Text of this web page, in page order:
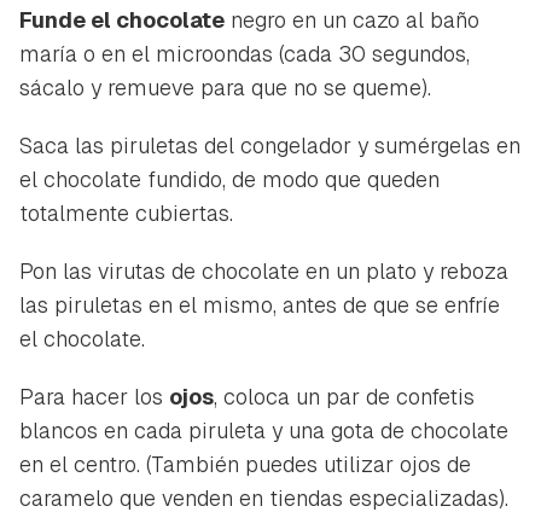
Guardar como favorito
Para poder guardar como favorito, primero has de
iniciar sesión con tu cuenta de Hogarmanía.
INICIAR SESIÓN CANCELAR
Funde el chocolate negro en un cazo al baño
maría o en el microondas (cada 30 segundos,
sácalo y remueve para que no se queme).
Saca las piruletas del congelador y sumérgelas en
el chocolate fundido, de modo que queden
totalmente cubiertas.
Pon las virutas de chocolate en un plato y reboza
las piruletas en el mismo, antes de que se enfríe
el chocolate.
Para hacer los ojos, coloca un par de confetis
blancos en cada piruleta y una gota de chocolate
en el centro. (También puedes utilizar ojos de
caramelo que venden en tiendas especializadas).
Contenido enviado
Gracias por suscribirte a nuestro boletín.
ACEPTAR